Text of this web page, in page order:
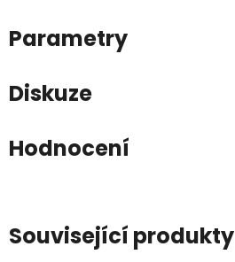
Parametry
Diskuze
Hodnocení
Související produkty